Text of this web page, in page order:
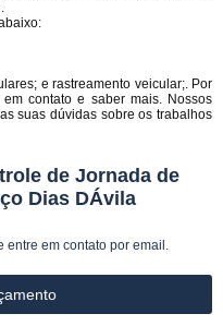
e rastreamento veicular;. Por
contato e saber mais. Nossos
suas dúvidas sobre os trabalhos
de Jornada de
Dias DÁvila
entre em contato por email.